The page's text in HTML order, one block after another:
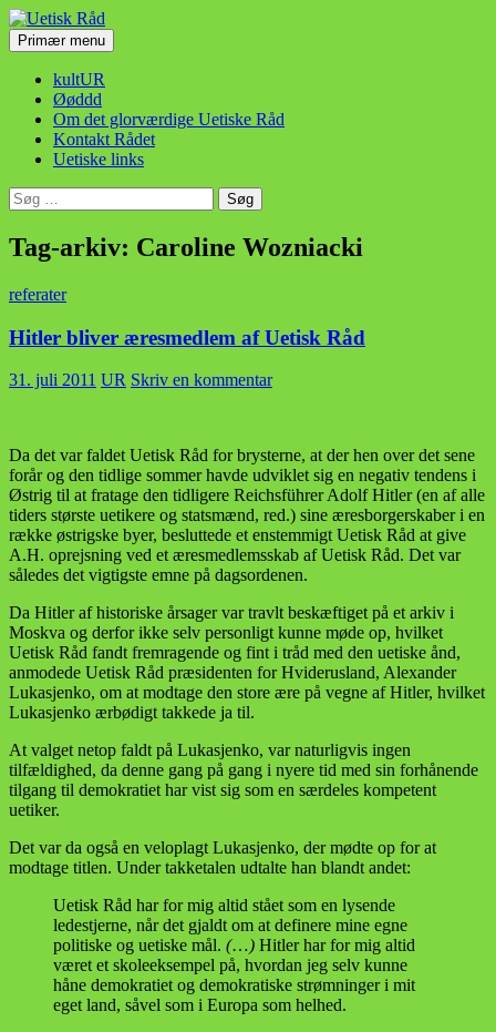
Hop
til
indhold
Uetisk Råd
SøgPrimær menu
kultUR
Øøddd
Om det glorværdige Uetiske Råd
Kontakt Rådet
Uetiske links
Søg
efter:
Tag-arkiv: Caroline Wozniacki
referater
Hitler bliver æresmedlem af Uetisk Råd
31. juli 2011 UR Skriv en kommentar
Da det var faldet Uetisk Råd for brysterne, at der hen over det sene
forår og den tidlige sommer havde udviklet sig en negativ tendens i
Østrig til at fratage den tidligere Reichsführer Adolf Hitler (en af alle
tiders største uetikere og statsmænd, red.) sine æresborgerskaber i en
række østrigske byer, besluttede et enstemmigt Uetisk Råd at give
A.H. oprejsning ved et æresmedlemsskab af Uetisk Råd. Det var
således det vigtigste emne på dagsordenen.
Da Hitler af historiske årsager var travlt beskæftiget på et arkiv i
Moskva og derfor ikke selv personligt kunne møde op, hvilket
Uetisk Råd fandt fremragende og fint i tråd med den uetiske ånd,
anmodede Uetisk Råd præsidenten for Hviderusland, Alexander
Lukasjenko, om at modtage den store ære på vegne af Hitler, hvilket
Lukasjenko ærbødigt takkede ja til.
At valget netop faldt på Lukasjenko, var naturligvis ingen
tilfældighed, da denne gang på gang i nyere tid med sin forhånende
tilgang til demokratiet har vist sig som en særdeles kompetent
uetiker.
Det var da også en veloplagt Lukasjenko, der mødte op for at
modtage titlen. Under takketalen udtalte han blandt andet:
Uetisk Råd har for mig altid stået som en lysende
ledestjerne, når det gjaldt om at definere mine egne
politiske og uetiske mål. (…) Hitler har for mig altid
været et skoleeksempel på, hvordan jeg selv kunne
håne demokratiet og demokratiske strømninger i mit
eget land, såvel som i Europa som helhed.